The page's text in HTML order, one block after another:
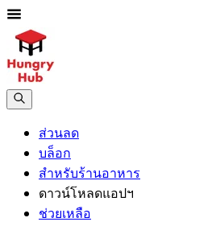
ส่วนลด
บล็อก
สำหรับร้านอาหาร
ดาวน์โหลดแอปฯ
ช่วยเหลือ